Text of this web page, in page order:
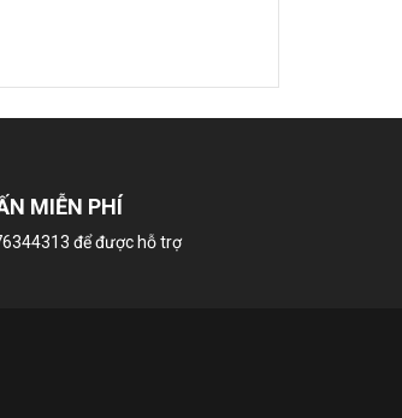
MIỄN PHÍ
để được hỗ trợ